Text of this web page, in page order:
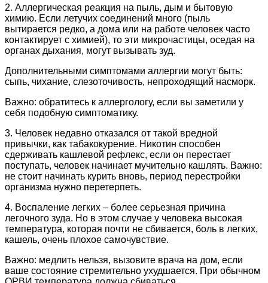
2. Аллергическая реакция на пыль, дым и бытовую
химию. Если летучих соединений много (пыль
вытирается редко, а дома или на работе человек часто
контактирует с химией), то эти микрочастицы, оседая на
органах дыхания, могут вызывать зуд.
Дополнительными симптомами аллергии могут быть:
сыпь, чихание, слезоточивость, непроходящий насморк.
Важно: обратитесь к аллергологу, если вы заметили у
себя подобную симптоматику.
3. Человек недавно отказался от такой вредной
привычки, как табакокурение. Никотин способен
сдерживать кашлевой рефлекс, если он перестает
поступать, человек начинает мучительно кашлять. Важно:
не стоит начинать курить вновь, период перестройки
организма нужно перетерпеть.
4. Воспаление легких – более серьезная причина
легочного зуда. Но в этом случае у человека высокая
температура, которая почти не сбивается, боль в легких,
кашель, очень плохое самочувствие.
Важно: медлить нельзя, вызовите врача на дом, если
ваше состояние стремительно ухудшается. При обычном